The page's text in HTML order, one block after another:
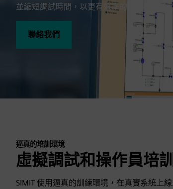
並縮短調試時間，以更有效率的上市時間。
聯絡我們
逼真的培訓環境
虛擬調試和操作員培訓
SIMIT 使用逼真的訓練環境，在真實系統上